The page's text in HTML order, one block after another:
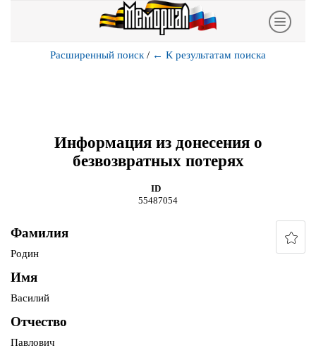
Расширенный поиск / ← К результатам поиска
Информация из донесения о
безвозвратных потерях
ID
55487054
Фамилия
Родин
Имя
Василий
Отчество
Павлович